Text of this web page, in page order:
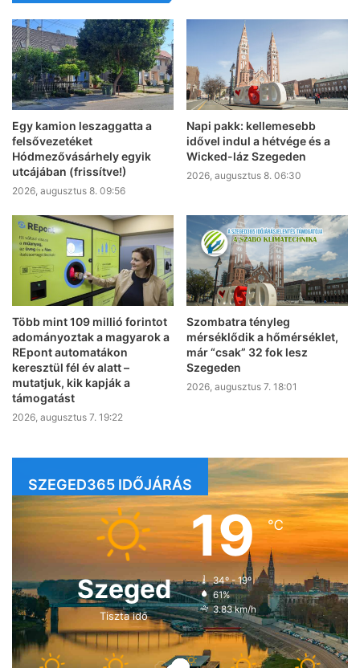
Egy kamion leszaggatta a
felsővezetéket
Hódmezővásárhely egyik
utcájában (frissítve!)
2026, augusztus 8. 09:56
Napi pakk: kellemesebb
idővel indul a hétvége és a
Wicked-láz Szegeden
2026, augusztus 8. 06:30
Több mint 109 millió forintot
adományoztak a magyarok a
REpont automatákon
keresztül fél év alatt –
mutatjuk, kik kapják a
támogatást
2026, augusztus 7. 19:22
Szombatra tényleg
mérséklődik a hőmérséklet,
már “csak” 32 fok lesz
Szegeden
2026, augusztus 7. 18:01
SZEGED365 IDŐJÁRÁS
Szeged
Tiszta idő
19℃
34º - 19º
61%
3.83 km/h